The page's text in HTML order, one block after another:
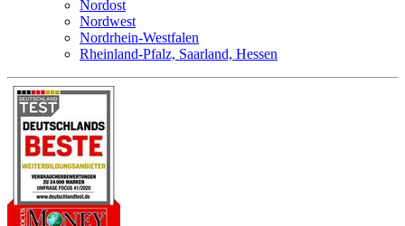
Nordost
Nordwest
Nordrhein-Westfalen
Rheinland-Pfalz, Saarland, Hessen